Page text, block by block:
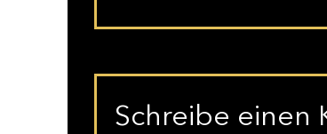
Schreibe einen